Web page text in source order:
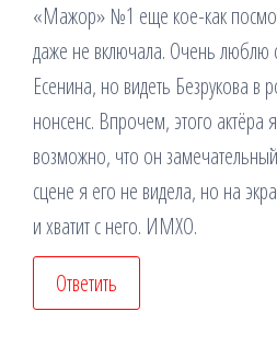
«Мажор» №1 еще кое-как
даже не включала. Очень люблю
Есенина, но видеть Безрукова в
нонсенс. Впрочем, этого
возможно, что он
сцене я его не видела, но на
и хватит с него. ИМХО.
Ответить